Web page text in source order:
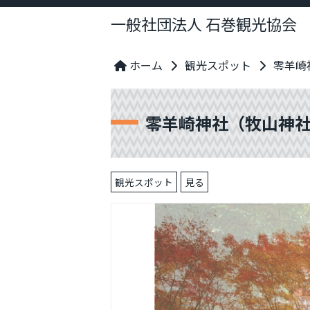
一般社団法人 石巻観光協会
ホーム 観光スポット 零羊崎
零羊崎神社（牧山神
観光スポット 見る